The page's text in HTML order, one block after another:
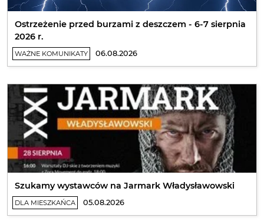
Ostrzeżenie przed burzami z deszczem - 6-7 sierpnia
2026 r.
WAŻNE KOMUNIKATY 06.08.2026
Szukamy wystawców na Jarmark Władysławowski
DLA MIESZKAŃCA 05.08.2026